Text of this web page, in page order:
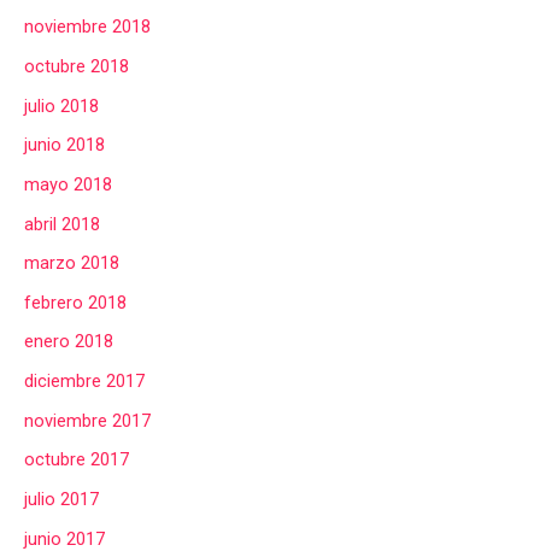
noviembre 2018
octubre 2018
julio 2018
junio 2018
mayo 2018
abril 2018
marzo 2018
febrero 2018
enero 2018
diciembre 2017
noviembre 2017
octubre 2017
julio 2017
junio 2017